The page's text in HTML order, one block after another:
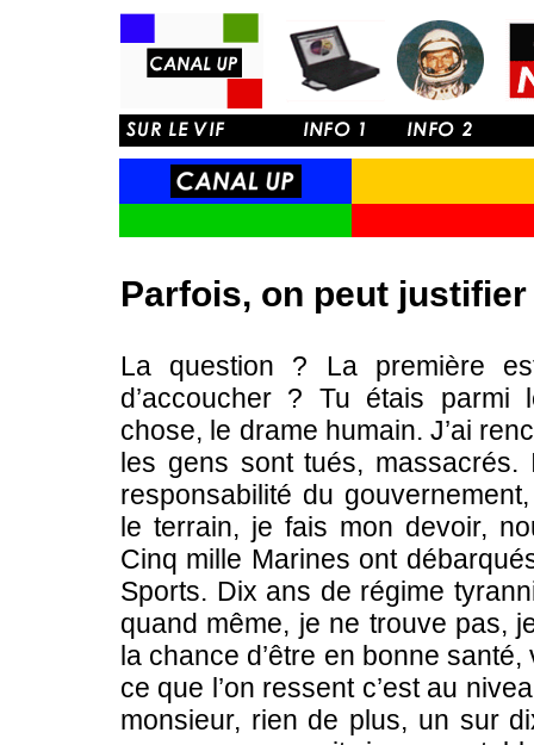
Parfois, on peut justifier
La question ? La première
d’accoucher ? Tu étais
chose, le drame humain. J’ai
les gens sont tués,
responsabilité du
le terrain, je fais mon devoir,
Cinq mille Marines ont
Sports. Dix ans de régime
quand même, je ne trouve pas,
la chance d’être en bonne
ce que l’on ressent c’est au
monsieur, rien de plus, un sur